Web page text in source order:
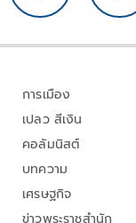
การเมือง
เปลว สีเงิน
คอลัมนิสต์
บทความ
เศรษฐกิจ
ข่าวพระราชสำนัก